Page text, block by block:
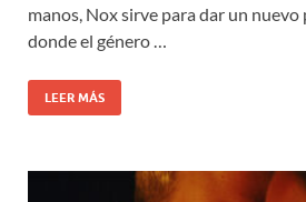
manos, Nox sirve para dar un nuevo
donde el género …
LEER MÁS